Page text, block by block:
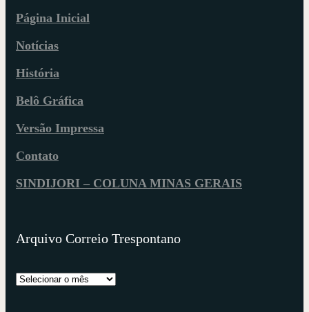
Página Inicial
Notícias
História
Belô Gráfica
Versão Impressa
Contato
SINDIJORI – COLUNA MINAS GERAIS
Arquivo Correio Trespontano